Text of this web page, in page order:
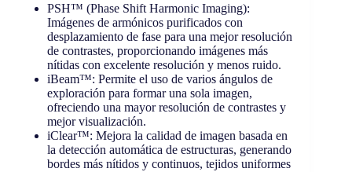
PSH™ (Phase Shift Harmonic Imaging):
Imágenes de armónicos purificados con
desplazamiento de fase para una mejor resolución
de contrastes, proporcionando imágenes más
nítidas con excelente resolución y menos ruido.
iBeam™: Permite el uso de varios ángulos de
exploración para formar una sola imagen,
ofreciendo una mayor resolución de contrastes y
mejor visualización.
iClear™: Mejora la calidad de imagen basada en
la detección automática de estructuras, generando
bordes más nítidos y continuos, tejidos uniformes